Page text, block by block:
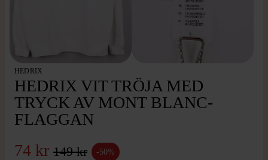
HEDRIX
HEDRIX VIT TRÖJA MED
TRYCK AV MONT BLANC-
FLAGGAN
74 kr 149 kr -50%